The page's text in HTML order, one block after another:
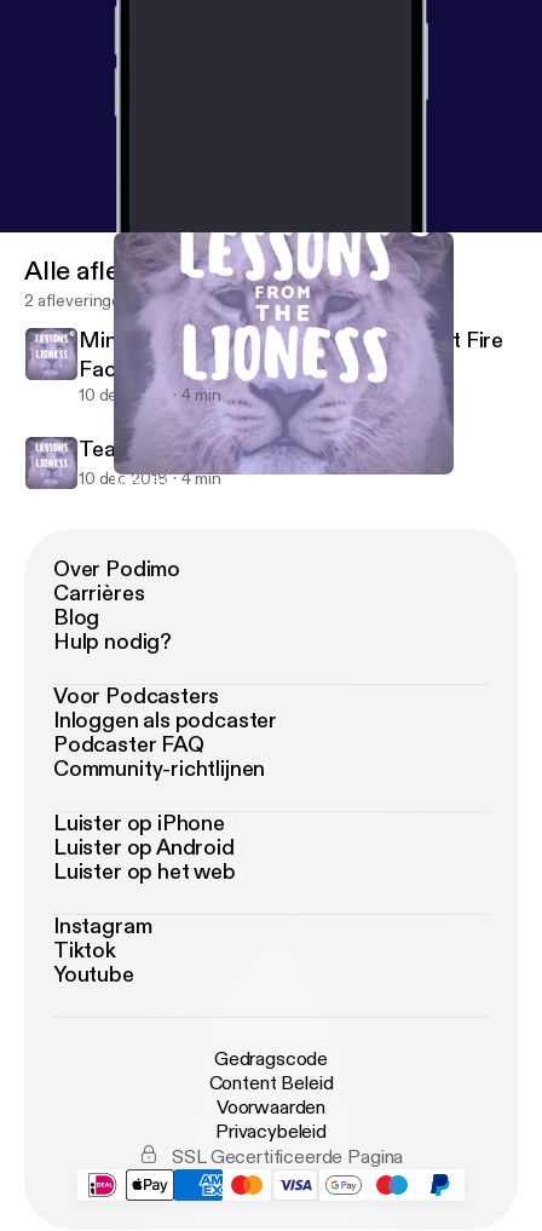
Mini-Episode 1- The Triangle Shirtwaist Fire Factory
Alle afleveringen
2 afleveringen
Mini-Episode 1- The Triangle Shirtwaist Fire
Factory
10 dec 2018 4 min
Teaser
10 dec 2018 4 min
Over Podimo
Carrières
Blog
Hulp nodig?
Voor Podcasters
Inloggen als podcaster
Podcaster FAQ
Community-richtlijnen
Luister op iPhone
Luister op Android
Luister op het web
Instagram
Tiktok
Youtube
Gedragscode
Content Beleid
Voorwaarden
Privacybeleid
SSL Gecertificeerde Pagina